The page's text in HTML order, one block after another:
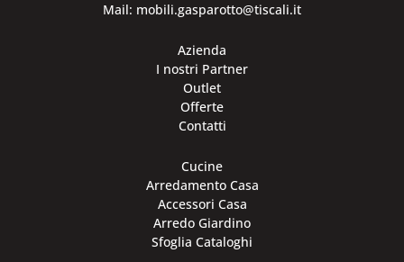
Mail: mobili.gasparotto@tiscali.it
Azienda
I nostri Partner
Outlet
Offerte
Contatti
Cucine
Arredamento Casa
Accessori Casa
Arredo Giardino
Sfoglia Cataloghi